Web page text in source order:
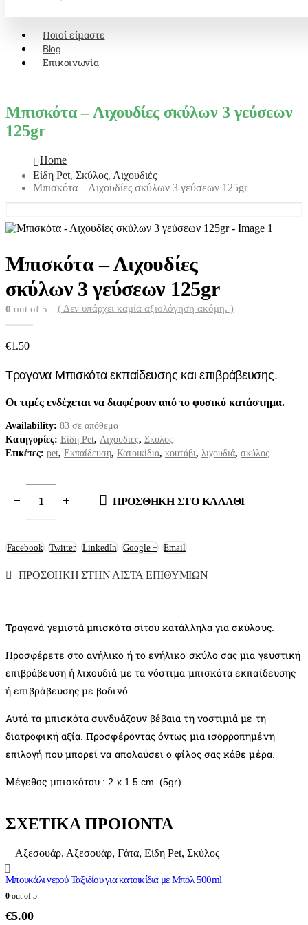
Ποιοί είμαστε
Blog
Επικοινωνία
Μπισκότα – Λιχουδίες σκύλων 3 γεύσεων
125gr
Home
Είδη Pet, Σκύλος, Λιχουδιές
Μπισκότα – Λιχουδίες σκύλων 3 γεύσεων 125gr
Μπισκότα – Λιχουδίες
σκύλων 3 γεύσεων 125gr
0 out of 5 ( Δεν υπάρχει καμία αξιολόγηση ακόμη. )
€1.50
Τραγανα Μπισκότα εκπαίδευσης και επιβράβευσης.
Οι τιμές ενδέχεται να διαφέρουν από το φυσικό κατάστημα.
Availability: 83 σε απόθεμα
Κατηγορίες: Είδη Pet, Λιχουδιές, Σκύλος
Ετικέτες: pet, Εκπαίδευση, Κατοικίδια, κουτάβι, λιχουδιά, σκύλος
ΠΡΟΣΘΉΚΗ ΣΤΟ ΚΑΛΆΘΙ
Facebook Twitter LinkedIn Google + Email
ΠΡΌΣΘΉΚΗ ΣΤΗΝ ΛΊΣΤΑ ΕΠΙΘΥΜΙΏΝ
Τραγανά γεμιστά μπισκότα σίτου κατάλληλα για σκύλους.
Προσφέρετε στο ανήλικο ή το ενήλικο σκύλο σας μια γευστική
επιβράβευση ή λιχουδιά με τα νόστιμα μπισκότα εκπαίδευσης
ή επιβράβευσης με βοδινό.
Αυτά τα μπισκότα συνδυάζουν βέβαια τη νοστιμιά με τη
διατροφική αξία. Προσφέροντας όντως μια ισορροπημένη
επιλογή που μπορεί να απολαύσει ο φίλος σας κάθε μέρα.
Μέγεθος μπισκότου : 2 x 1.5 cm. (5gr)
ΣΧΕΤΙΚΑ ΠΡΟΙΟΝΤΑ
Αξεσουάρ, Αξεσουάρ, Γάτα, Είδη Pet, Σκύλος
Μπουκάλι νερού Ταξιδίου για κατοικίδια με Μπολ 500ml
0 out of 5
€5.00